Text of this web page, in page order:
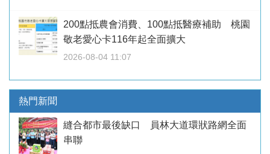
200點抵農會消費、100點抵醫療補助 桃園
敬老愛心卡116年起全面擴大
2026-08-04 11:07
熱門新聞
縫合都市最後缺口 員林大道環狀路網全面
串聯